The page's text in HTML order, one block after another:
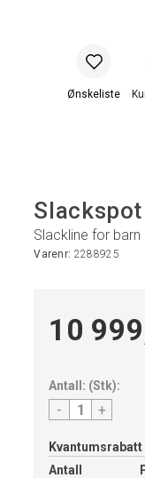
Slackline for barn
Varenr: 2288925
10
Antall: (Stk):
- +
Kvantumsrabatt
Antall